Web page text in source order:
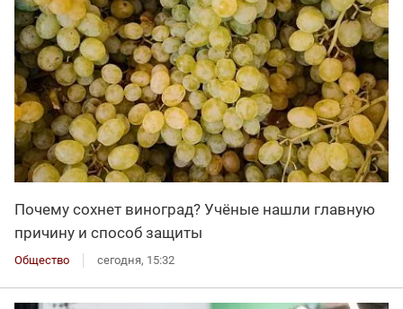
Почему сохнет виноград? Учёные нашли главную
причину и способ защиты
Общество сегодня, 15:32